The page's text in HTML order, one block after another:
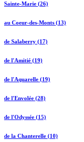
Sainte-Marie (26)
au Coeur-des-Monts (13)
de Salaberry (17)
de l'Amitié (19)
de l'Aquarelle (19)
de l'Envolée (28)
de l'Odyssée (15)
de la Chanterelle (10)